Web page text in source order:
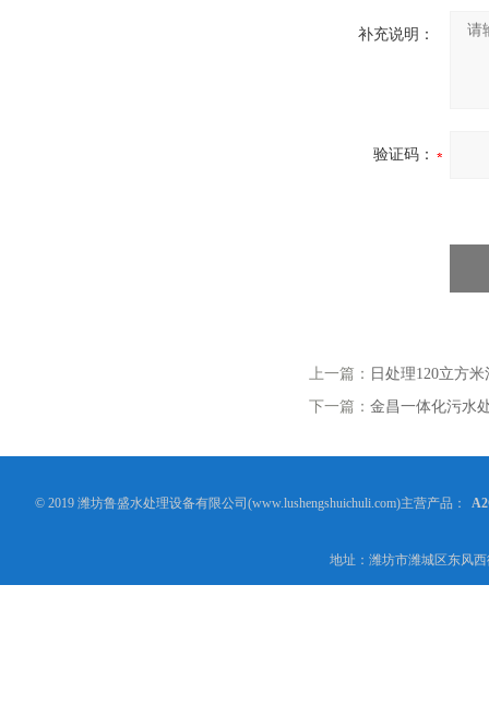
补充说明：
验证码：
上一篇： 日处理120立方
下一篇： 金昌一体化污水
© 2019 潍坊鲁盛水处理设备有限公司(www.lushengshuichuli.com)主营产品：
地址：潍坊市潍城区东风